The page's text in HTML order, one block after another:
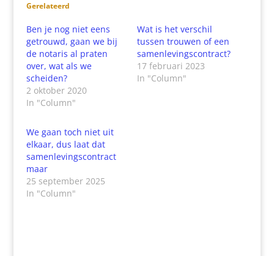
Gerelateerd
Ben je nog niet eens
getrouwd, gaan we bij
de notaris al praten
over, wat als we
scheiden?
2 oktober 2020
In "Column"
Wat is het verschil
tussen trouwen of een
samenlevingscontract?
17 februari 2023
In "Column"
We gaan toch niet uit
elkaar, dus laat dat
samenlevingscontract
maar
25 september 2025
In "Column"